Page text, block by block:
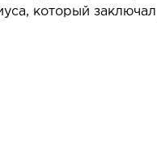
который заключал